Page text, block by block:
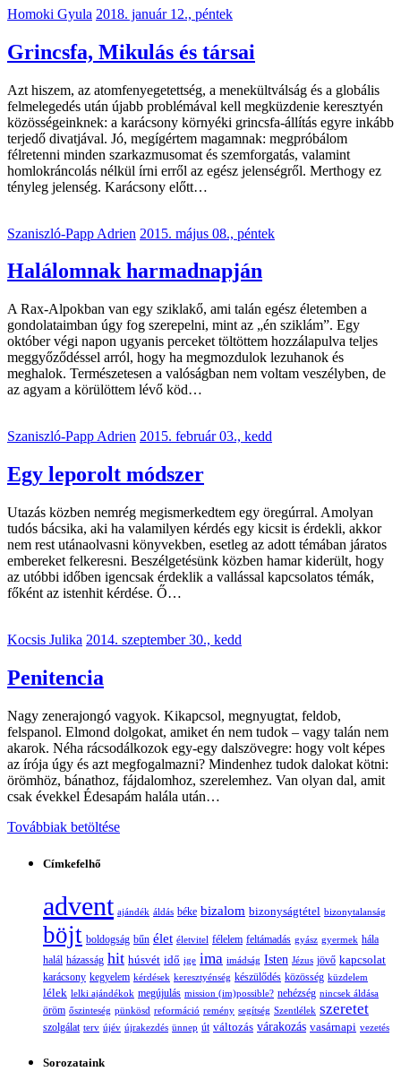
Homoki Gyula 2018. január 12., péntek
Grincsfa, Mikulás és társai
Azt hiszem, az atomfenyegetettség, a menekültválság és a globális
felmelegedés után újabb problémával kell megküzdenie keresztyén
közösségeinknek: a karácsony környéki grincsfa-állítás egyre inkább
terjedő divatjával. Jó, megígértem magamnak: megpróbálom
félretenni minden szarkazmusomat és szemforgatás, valamint
homlokráncolás nélkül írni erről az egész jelenségről. Merthogy ez
tényleg jelenség. Karácsony előtt…
Szaniszló-Papp Adrien 2015. május 08., péntek
Halálomnak harmadnapján
A Rax-Alpokban van egy sziklakő, ami talán egész életemben a
gondolataimban úgy fog szerepelni, mint az „én sziklám”. Egy
október végi napon ugyanis perceket töltöttem hozzálapulva teljes
meggyőződéssel arról, hogy ha megmozdulok lezuhanok és
meghalok. Természetesen a valóságban nem voltam veszélyben, de
az agyam a körülöttem lévő köd…
Szaniszló-Papp Adrien 2015. február 03., kedd
Egy leporolt módszer
Utazás közben nemrég megismerkedtem egy öregúrral. Amolyan
tudós bácsika, aki ha valamilyen kérdés egy kicsit is érdekli, akkor
nem rest utánaolvasni könyvekben, esetleg az adott témában járatos
embereket felkeresni. Beszélgetésünk közben hamar kiderült, hogy
az utóbbi időben igencsak érdeklik a vallással kapcsolatos témák,
főként az istenhit kérdése. Ő…
Kocsis Julika 2014. szeptember 30., kedd
Penitencia
Nagy zenerajongó vagyok. Kikapcsol, megnyugtat, feldob,
felspanol. Elmond dolgokat, amiket én nem tudok – vagy talán nem
akarok. Néha rácsodálkozok egy-egy dalszövegre: hogy volt képes
az írója úgy és azt megfogalmazni? Mindenhez tudok dalokat kötni:
örömhöz, bánathoz, fájdalomhoz, szerelemhez. Van olyan dal, amit
csak évekkel Édesapám halála után…
Továbbiak betöltése
Címkefelhő
advent ajándék áldás béke bizalom bizonyságtétel bizonytalanság
böjt boldogság bűn élet életvitel félelem feltámadás gyász gyermek hála
halál házasság hit húsvét idő ige ima imádság Isten Jézus jövő kapcsolat
karácsony kegyelem kérdések keresztyénség készülődés közösség küzdelem
lélek lelki ajándékok megújulás mission (im)possible? nehézség nincsek áldása
öröm őszinteség pünkösd reformáció remény segítség Szentlélek szeretet
szolgálat terv újév újrakezdés ünnep út változás várakozás vasárnapi vezetés
Sorozataink